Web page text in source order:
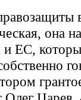
она
ЕС,